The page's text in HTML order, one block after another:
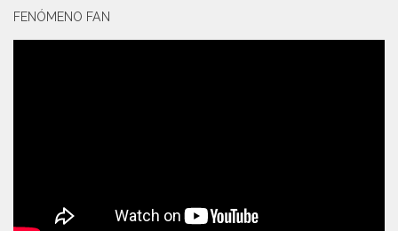
FENÓMENO FAN